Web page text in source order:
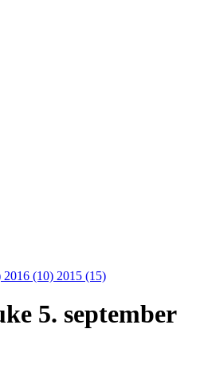
2016 (10) 2015 (15)
5. september